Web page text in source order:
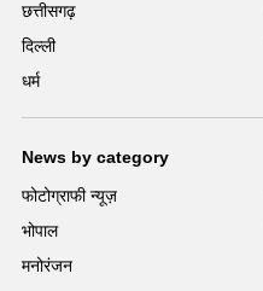
छत्तीसगढ़
दिल्ली
धर्म
News by category
फोटोग्राफी न्यूज़
भोपाल
मनोरंजन